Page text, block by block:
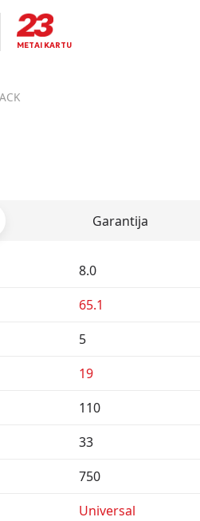
METAI KARTU
Garantija
8.0
65.1
5
19
110
33
750
Universal